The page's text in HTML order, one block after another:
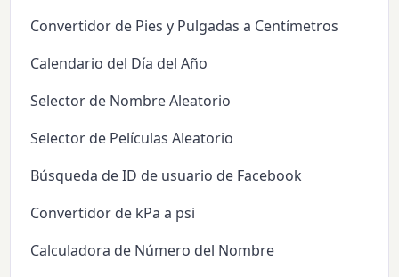
Convertidor de Pies y Pulgadas a Centímetros
Calendario del Día del Año
Selector de Nombre Aleatorio
Selector de Películas Aleatorio
Búsqueda de ID de usuario de Facebook
Convertidor de kPa a psi
Calculadora de Número del Nombre